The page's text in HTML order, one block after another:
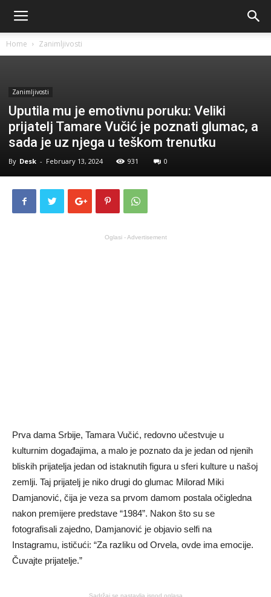
Home Zanimljivosti
Zanimljivosti
Uputila mu je emotivnu poruku: Veliki
prijatelj Tamare Vučić je poznati glumac, a
sada je uz njega u teškom trenutku
By Desk - February 13, 2024 931 0
Oglasi - Advertisement
Prva dama Srbije, Tamara Vučić, redovno učestvuje u
kulturnim događajima, a malo je poznato da je jedan od njenih
bliskih prijatelja jedan od istaknutih figura u sferi kulture u našoj
zemlji. Taj prijatelj je niko drugi do glumac Milorad Miki
Damjanović, čija je veza sa prvom damom postala očigledna
nakon premijere predstave “1984”. Nakon što su se
fotografisali zajedno, Damjanović je objavio selfi na
Instagramu, ističući: “Za razliku od Orvela, ovde ima emocije.
Čuvajte prijatelje.”
Sadržaj se nastavlja ispod oglasa